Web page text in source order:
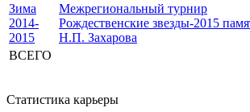
Зима
2014-
2015
Межрегиональный турнир
Рождественские звезды-2015
Н.П. Захарова
ВСЕГО
Статистика карьеры